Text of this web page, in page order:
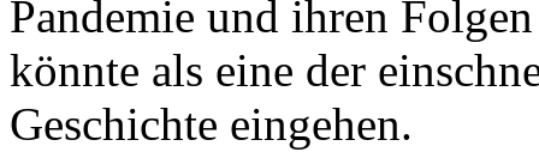
Pandemie und ihren
könnte als eine der
Geschichte eingehen.